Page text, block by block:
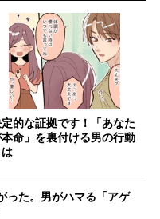
的な証拠です！「あなた
命」を裏付ける男の行動
は
った。男がハマる「アゲ